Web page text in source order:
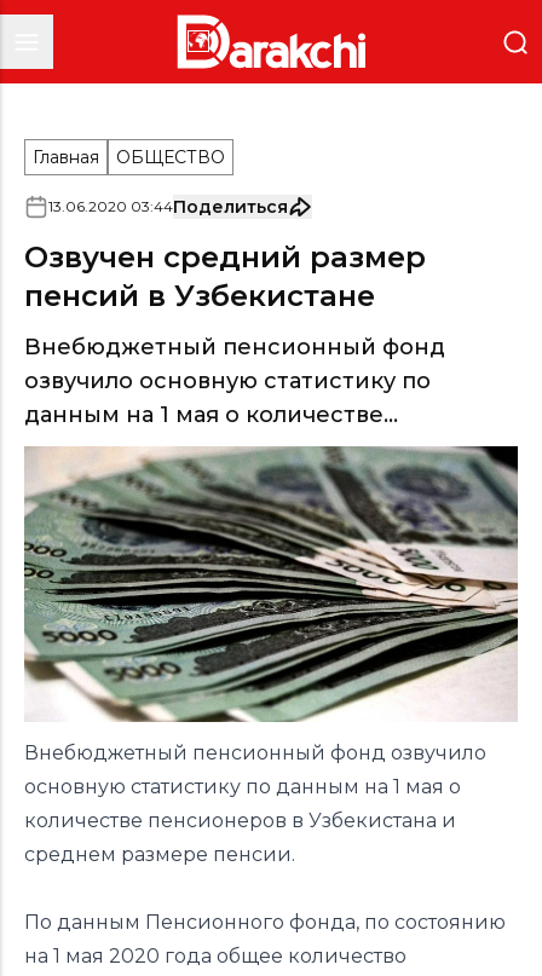
Главная ОБЩЕСТВО
13.06.2020 03:44Поделиться
Озвучен средний размер
пенсий в Узбекистане
Внебюджетный пенсионный фонд
озвучило основную статистику по
данным на 1 мая о количестве...
Внебюджетный пенсионный фонд озвучило
основную статистику по данным на 1 мая о
количестве пенсионеров в Узбекистана и
среднем размере пенсии.
По данным Пенсионного фонда, по состоянию
на 1 мая 2020 года общее количество